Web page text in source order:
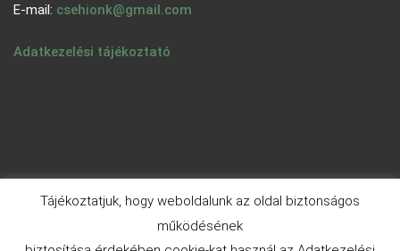
E-mail: csehionk@gmail.com
Adatkezelési tájékoztató
Tájékoztatjuk, hogy weboldalunk az oldal biztonságos
működésének